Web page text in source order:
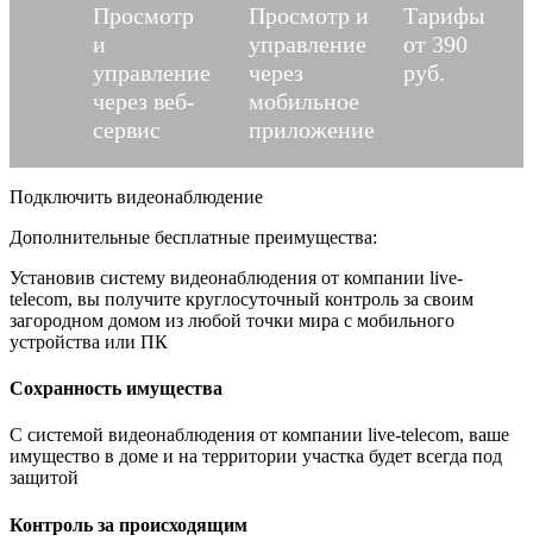
Просмотр
и
управление
через веб-
сервис
Просмотр и
управление
через
мобильное
приложение
Тарифы
от 390
руб.
Подключить видеонаблюдение
Дополнительные бесплатные преимущества:
Установив систему видеонаблюдения от компании live-
telecom, вы получите круглосуточный контроль за своим
загородном домом из любой точки мира с мобильного
устройства или ПК
Сохранность имущества
С системой видеонаблюдения от компании live-telecom, ваше
имущество в доме и на территории участка будет всегда под
защитой
Контроль за происходящим